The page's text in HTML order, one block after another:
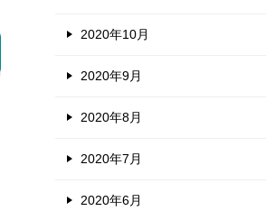
2020年10月
2020年9月
2020年8月
2020年7月
2020年6月